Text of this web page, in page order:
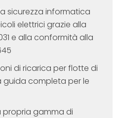
sicurezza informatica
elettrici grazie alla
e alla conformità alla
di ricarica per flotte di
guida completa per le
propria gamma di